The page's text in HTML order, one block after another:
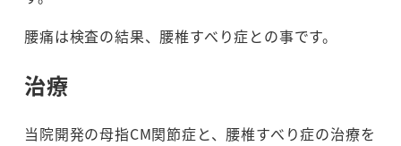
腰痛は検査の結果、腰椎すべり症との事です。
治療
当院開発の母指CM関節症と、腰椎すべり症の治療を